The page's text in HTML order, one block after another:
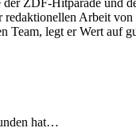
Arbeit
Team, legt er Wert auf
hat…